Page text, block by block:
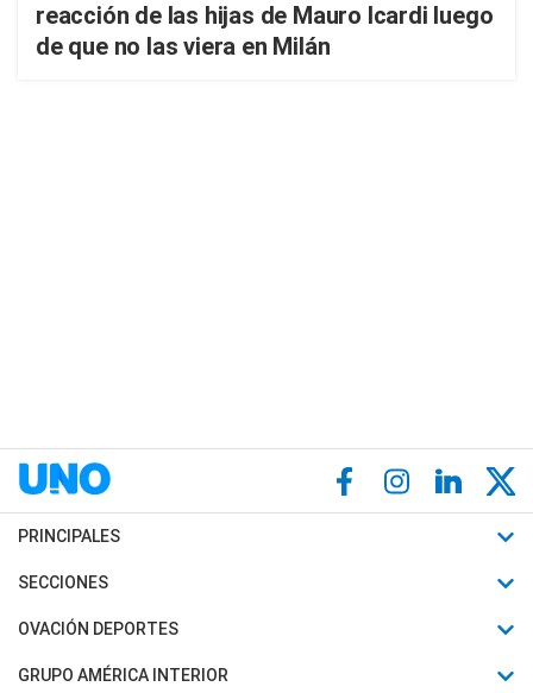
reacción de las hijas de Mauro Icardi luego
de que no las viera en Milán
PRINCIPALES
Últimas Noticias
Política
SECCIONES
Horóscopo
Motores
OVACIÓN DEPORTES
Fútbol
GRUPO AMÉRICA INTERIOR